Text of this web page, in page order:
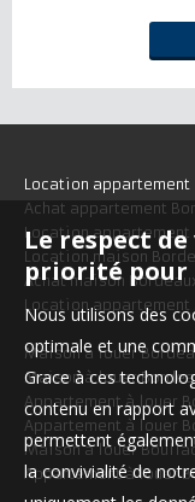
Location appartement
Achat appartement
Location appartement
Location maison
Achat maison
Location appartement
Maison à louer
Maison à louer
Appartement à louer
Appartement à louer
Maison à louer
Appartement à louer
Le respect
priorité pour
Nous utilisons des
optimale et une
Grace à ces
contenu en rapport
permettent
la convivialité de